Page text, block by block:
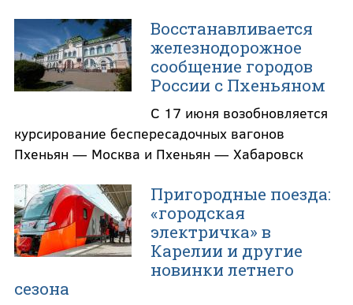
Восстанавливается
железнодорожное
сообщение городов
России с Пхеньяном
С 17 июня возобновляется
курсирование беспересадочных вагонов
Пхеньян — Москва и Пхеньян — Хабаровск
Пригородные поезда:
«городская
электричка» в
Карелии и другие
новинки летнего
сезона